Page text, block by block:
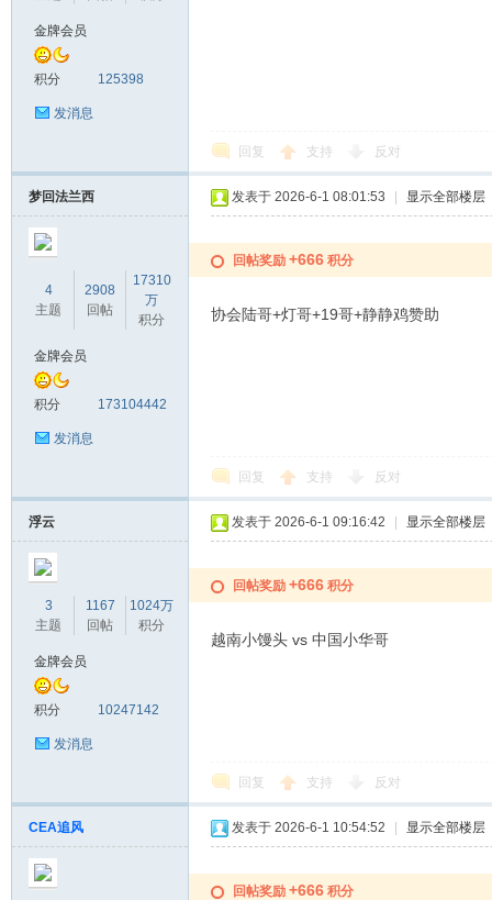
金牌会员
积分 125398
发消息
回复 支持 反对
梦回法兰西
4
主题
2908
回帖
17310
万
积分
金牌会员
积分 173104442
发消息
发表于 2026-6-1 08:01:53 显示全部楼层
回帖奖励 +666 积分
协会陆哥+灯哥+19哥+静静鸡赞助
回复 支持 反对
浮云
3
主题
1167
回帖
1024万
积分
金牌会员
积分 10247142
发消息
发表于 2026-6-1 09:16:42 显示全部楼层
回帖奖励 +666 积分
越南小馒头 vs 中国小华哥
回复 支持 反对
CEA追风 发表于 2026-6-1 10:54:52 显示全部楼层
回帖奖励 +666 积分